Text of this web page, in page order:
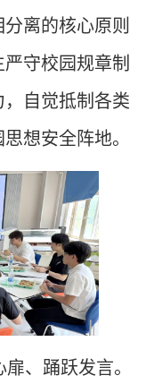
离的核心原则
守校园规章制
自觉抵制各类
想安全阵地。
、踊跃发言。